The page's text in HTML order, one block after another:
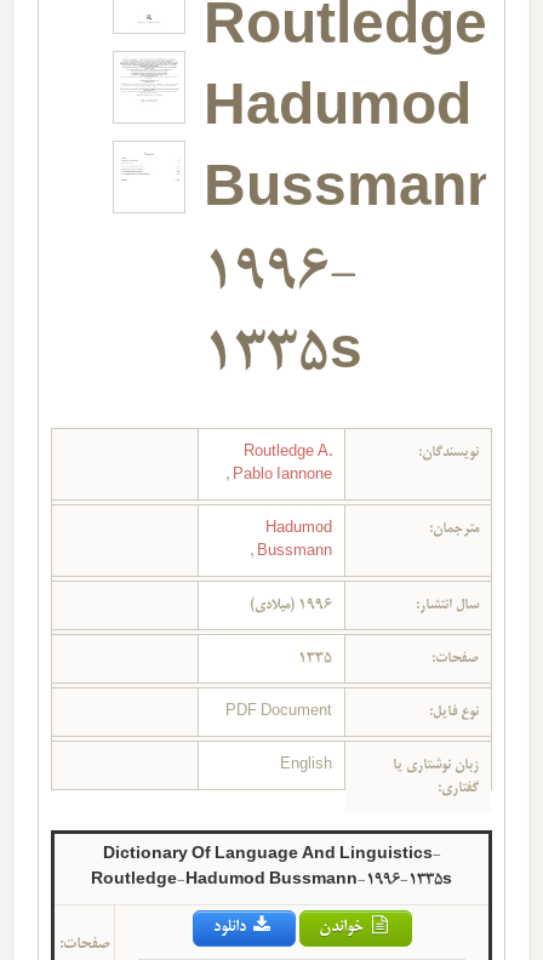
Routledge-
Hadumod
Bussmann-
1996-
1335s
نویسندگان:
Routledge A.
Pablo Iannone
,
مترجمان:
Hadumod
Bussmann
,
سال انتشار: 1996 (میلادی)
صفحات: 1335
نوع فایل: PDF Document
زبان نوشتاری یا
گفتاری:
English
Dictionary Of Language And Linguistics-
Routledge-Hadumod Bussmann-1996-1335s
خواندن دانلود
صفحات: